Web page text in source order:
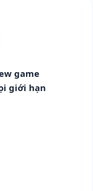
game
giới hạn